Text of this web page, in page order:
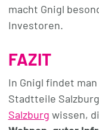
macht Gnigl
Investoren.
FAZIT
In Gnigl findet
Stadtteile
Salzburg wissen,